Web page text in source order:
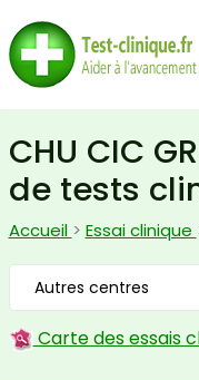
CHU CIC
de tests
Accueil > Essai clinique
Carte des essais